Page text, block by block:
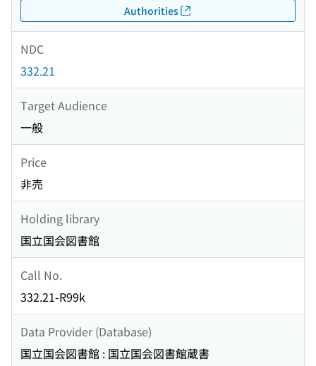
Authorities
NDC
332.21
Target Audience
一般
Price
非売
Holding library
国立国会図書館
Call No.
332.21-R99k
Data Provider (Database)
国立国会図書館 : 国立国会図書館蔵書